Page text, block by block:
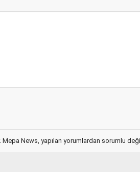
News, yapılan yorumlardan sorumlu